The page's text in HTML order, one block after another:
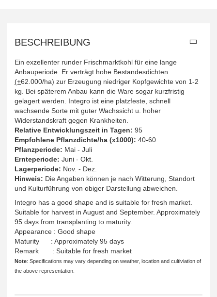
BESCHREIBUNG
Ein exzellenter runder Frischmarktkohl für eine lange
Anbauperiode. Er verträgt hohe Bestandesdichten
(+62.000/ha) zur Erzeugung niedriger Kopfgewichte von 1-2
kg. Bei späterem Anbau kann die Ware sogar kurzfristig
gelagert werden. Integro ist eine platzfeste, schnell
wachsende Sorte mit guter Wachssicht u. hoher
Widerstandskraft gegen Krankheiten.
Relative Entwicklungszeit in Tagen: 95
Empfohlene Pflanzdichte/ha (x1000): 40-60
Pflanzperiode: Mai - Juli
Ernteperiode: Juni - Okt.
Lagerperiode: Nov. - Dez.
Hinweis: Die Angaben können je nach Witterung, Standort
und Kulturführung von obiger Darstellung abweichen.
Integro has a good shape and is suitable for fresh market.
Suitable for harvest in August and September. Approximately
95 days from transplanting to maturity.
Appearance : Good shape
Maturity : Approximately 95 days
Remark : Suitable for fresh market
Note: Specifications may vary depending on weather, location and cultiviation of
the above representation.